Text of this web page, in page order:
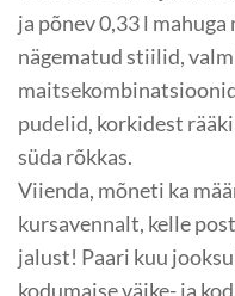
ja põnev 0,33 l
nägematud stiilid,
pudelid, korkidest
süda rõkkas.
Viienda, mõneti ka
kursavennalt, kelle
jalust! Paari kuu
kodumaise väike- ja